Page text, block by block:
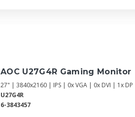
AOC U27G4R Gaming Monitor
27" | 3840x2160 | IPS | 0x VGA | 0x DVI | 1x DP
U27G4R
6-3843457